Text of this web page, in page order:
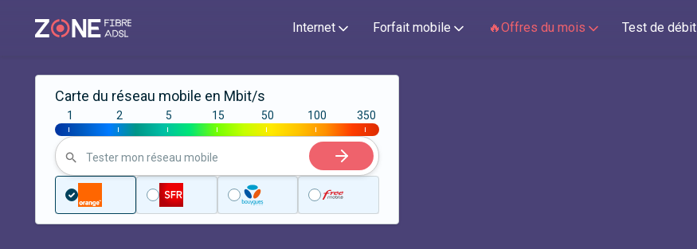
Internet Forfait mobile 🔥Offres du mois Test de débit
Carte du réseau mobile en Mbit/s
|
1
|
2
|
5
|
15
|
50
|
100
|
350
Tester mon réseau mobile